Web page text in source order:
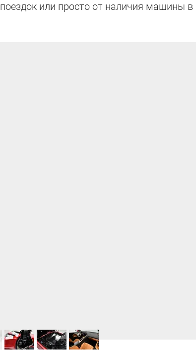
или просто от наличия машины в